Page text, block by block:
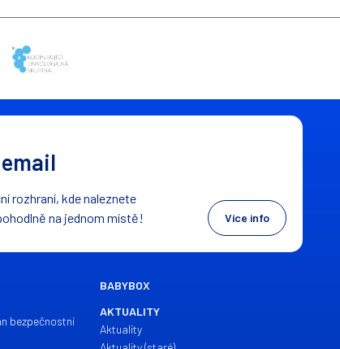
rozhraní, kde naleznete
na jednom místě!
Více info
bezpečnostní
BABYBOX
AKTUALITY
Aktuality